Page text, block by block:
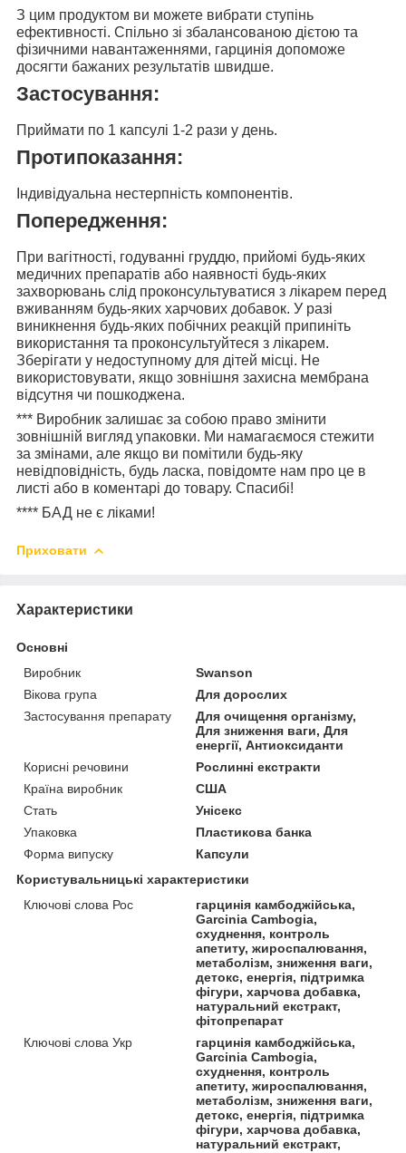
З цим продуктом ви можете вибрати ступінь
ефективності. Спільно зі збалансованою дієтою та
фізичними навантаженнями, гарцинія допоможе
досягти бажаних результатів швидше.
Застосування:
Приймати по 1 капсулі 1-2 рази у день.
Протипоказання:
Індивідуальна нестерпність компонентів.
Попередження:
При вагітності, годуванні груддю, прийомі будь-яких
медичних препаратів або наявності будь-яких
захворювань слід проконсультуватися з лікарем перед
вживанням будь-яких харчових добавок. У разі
виникнення будь-яких побічних реакцій припиніть
використання та проконсультуйтеся з лікарем.
Зберігати у недоступному для дітей місці. Не
використовувати, якщо зовнішня захисна мембрана
відсутня чи пошкоджена.
*** Виробник залишає за собою право змінити
зовнішній вигляд упаковки. Ми намагаємося стежити
за змінами, але якщо ви помітили будь-яку
невідповідність, будь ласка, повідомте нам про це в
листі або в коментарі до товару. Спасибі!
**** БАД не є ліками!
Приховати
Характеристики
Основні
Виробник
Swanson
Вікова група
Для дорослих
Застосування препарату
Для очищення організму,
Для зниження ваги, Для
енергії, Антиоксиданти
Корисні речовини
Рослинні екстракти
Країна виробник
США
Стать
Унісекс
Упаковка
Пластикова банка
Форма випуску
Капсули
Користувальницькі характеристики
Ключові слова Рос
гарцинія камбоджійська,
Garcinia Cambogia,
схуднення, контроль
апетиту, жироспалювання,
метаболізм, зниження ваги,
детокс, енергія, підтримка
фігури, харчова добавка,
натуральний екстракт,
фітопрепарат
Ключові слова Укр
гарцинія камбоджійська,
Garcinia Cambogia,
схуднення, контроль
апетиту, жироспалювання,
метаболізм, зниження ваги,
детокс, енергія, підтримка
фігури, харчова добавка,
натуральний екстракт,